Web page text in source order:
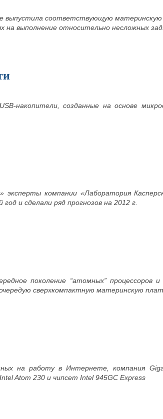
выпустила соответствующую
на выполнение относительно несложных
накопители, созданные на основе
компании «Лаборатория
и сделали ряд прогнозов на 2012 г.
поколение “атомных” процессоров
сверхкомпактную материнскую
на работу в Интернете, компания
Atom 230 и чипсет Intel 945GС Express